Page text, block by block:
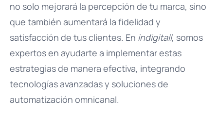
no solo mejorará la percepción de tu marca, sino
que también aumentará la fidelidad y
satisfacción de tus clientes. En indigitall, somos
expertos en ayudarte a implementar estas
estrategias de manera efectiva, integrando
tecnologías avanzadas y soluciones de
automatización omnicanal.